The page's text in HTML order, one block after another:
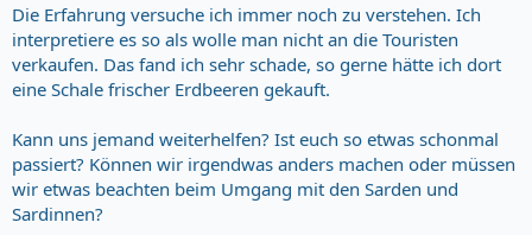
Die Erfahrung versuche ich immer noch zu verstehen. Ich
interpretiere es so als wolle man nicht an die Touristen
verkaufen. Das fand ich sehr schade, so gerne hätte ich dort
eine Schale frischer Erdbeeren gekauft.
Kann uns jemand weiterhelfen? Ist euch so etwas schonmal
passiert? Können wir irgendwas anders machen oder müssen
wir etwas beachten beim Umgang mit den Sarden und
Sardinnen?